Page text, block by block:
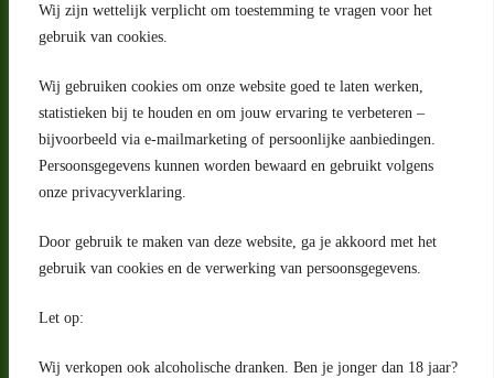
Wij zijn wettelijk verplicht om toestemming te vragen voor het
gebruik van cookies.
Wij gebruiken cookies om onze website goed te laten werken,
statistieken bij te houden en om jouw ervaring te verbeteren –
bijvoorbeeld via e-mailmarketing of persoonlijke aanbiedingen.
Persoonsgegevens kunnen worden bewaard en gebruikt volgens
onze privacyverklaring.
Door gebruik te maken van deze website, ga je akkoord met het
gebruik van cookies en de verwerking van persoonsgegevens.
Let op:
Wij verkopen ook alcoholische dranken. Ben je jonger dan 18 jaar?
Adres
Riga 4 E
2993 LW Barendrecht
Nederland
Contact
klantenservice@portugeseproducten.nl
Facebook
Herroepingsrecht